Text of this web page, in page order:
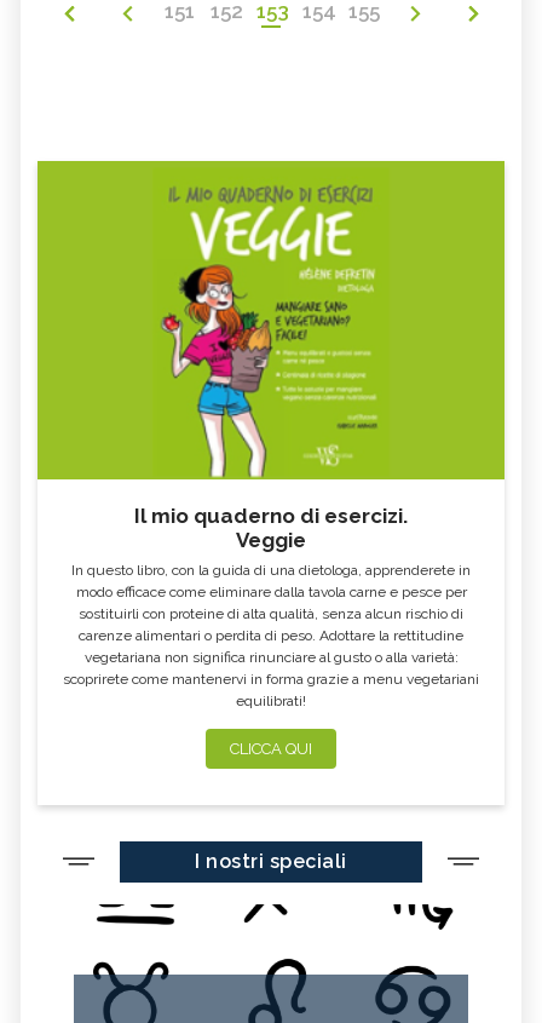
151 152 153 154 155
Il mio quaderno di esercizi.
Veggie
In questo libro, con la guida di una dietologa, apprenderete in
modo efficace come eliminare dalla tavola carne e pesce per
sostituirli con proteine di alta qualità, senza alcun rischio di
carenze alimentari o perdita di peso. Adottare la rettitudine
vegetariana non significa rinunciare al gusto o alla varietà:
scoprirete come mantenervi in forma grazie a menu vegetariani
equilibrati!
CLICCA QUI
I nostri speciali